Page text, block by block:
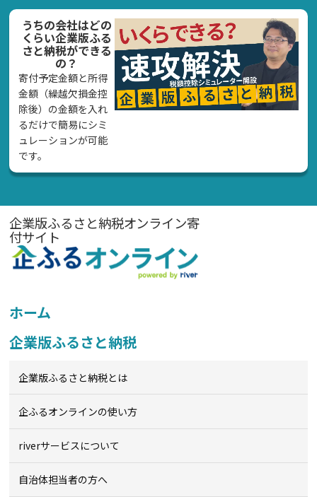
うちの会社はどの
くらい企業版ふる
さと納税ができる
の？
寄付予定金額と所得
金額（繰越欠損金控
除後）の金額を入れ
るだけで簡易にシミ
ュレーションが可能
です。
企業版ふるさと納税オンライン寄
付サイト
ホーム
企業版ふるさと納税
企業版ふるさと納税とは
企ふるオンラインの使い方
riverサービスについて
自治体担当者の方へ